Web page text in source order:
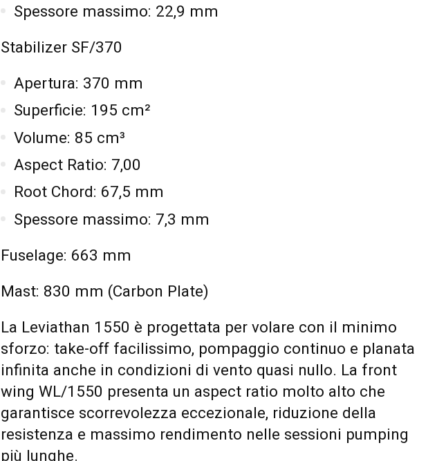
Spessore massimo: 22,9 mm
Stabilizer SF/370
Apertura: 370 mm
Superficie: 195 cm²
Volume: 85 cm³
Aspect Ratio: 7,00
Root Chord: 67,5 mm
Spessore massimo: 7,3 mm
Fuselage: 663 mm
Mast: 830 mm (Carbon Plate)
La Leviathan 1550 è progettata per volare con il minimo
sforzo: take-off facilissimo, pompaggio continuo e planata
infinita anche in condizioni di vento quasi nullo. La front
wing WL/1550 presenta un aspect ratio molto alto che
garantisce scorrevolezza eccezionale, riduzione della
resistenza e massimo rendimento nelle sessioni pumping
più lunghe.